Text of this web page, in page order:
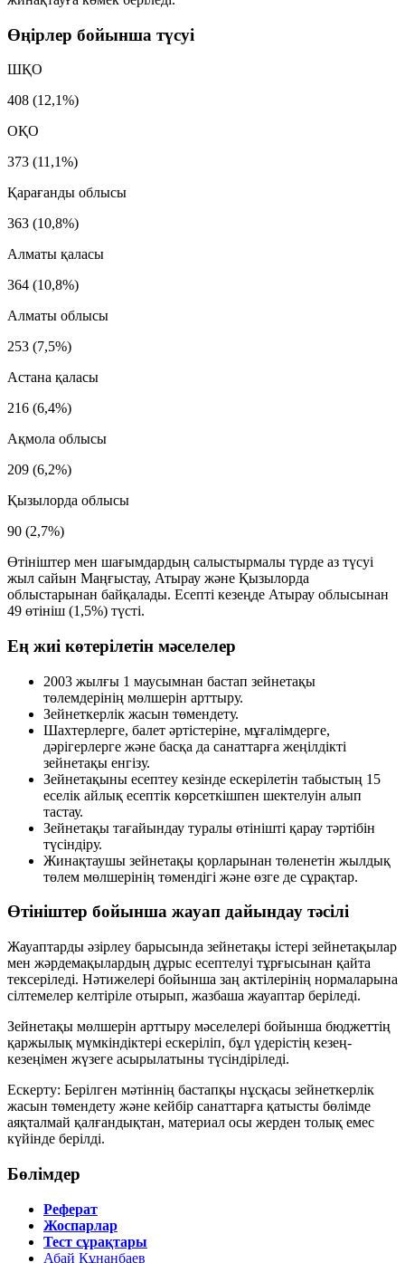
Өңірлер бойынша түсуі
ШҚО
408 (12,1%)
ОҚО
373 (11,1%)
Қарағанды облысы
363 (10,8%)
Алматы қаласы
364 (10,8%)
Алматы облысы
253 (7,5%)
Астана қаласы
216 (6,4%)
Ақмола облысы
209 (6,2%)
Қызылорда облысы
90 (2,7%)
Өтініштер мен шағымдардың салыстырмалы түрде аз түсуі
жыл сайын Маңғыстау, Атырау және Қызылорда
облыстарынан байқалады. Есепті кезеңде Атырау облысынан
49 өтініш (1,5%) түсті.
Ең жиі көтерілетін мәселелер
2003 жылғы 1 маусымнан бастап зейнетақы
төлемдерінің мөлшерін арттыру.
Зейнеткерлік жасын төмендету.
Шахтерлерге, балет әртістеріне, мұғалімдерге,
дәрігерлерге және басқа да санаттарға жеңілдікті
зейнетақы енгізу.
Зейнетақыны есептеу кезінде ескерілетін табыстың 15
еселік айлық есептік көрсеткішпен шектелуін алып
тастау.
Зейнетақы тағайындау туралы өтінішті қарау тәртібін
түсіндіру.
Жинақтаушы зейнетақы қорларынан төленетін жылдық
төлем мөлшерінің төмендігі және өзге де сұрақтар.
Өтініштер бойынша жауап дайындау тәсілі
Жауаптарды әзірлеу барысында зейнетақы істері зейнетақылар
мен жәрдемақылардың дұрыс есептелуі тұрғысынан қайта
тексеріледі. Нәтижелері бойынша заң актілерінің нормаларына
сілтемелер келтіріле отырып, жазбаша жауаптар беріледі.
Зейнетақы мөлшерін арттыру мәселелері бойынша бюджеттің
қаржылық мүмкіндіктері ескеріліп, бұл үдерістің кезең-
кезеңімен жүзеге асырылатыны түсіндіріледі.
Ескерту: Берілген мәтіннің бастапқы нұсқасы зейнеткерлік
жасын төмендету және кейбір санаттарға қатысты бөлімде
аяқталмай қалғандықтан, материал осы жерден толық емес
күйінде берілді.
Бөлімдер
Реферат
Жоспарлар
Тест сұрақтары
Абай Құнанбаев